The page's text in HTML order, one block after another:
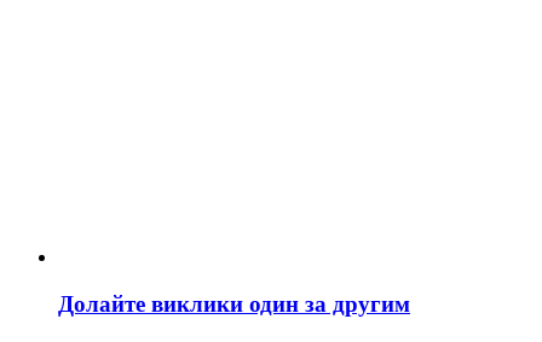
Долайте виклики один за другим